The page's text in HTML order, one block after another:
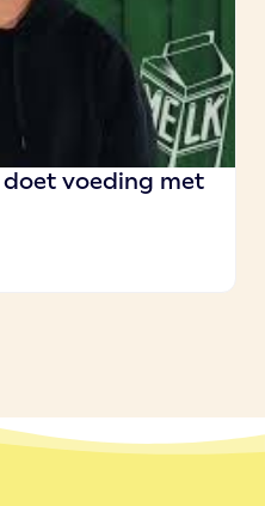
voeding met